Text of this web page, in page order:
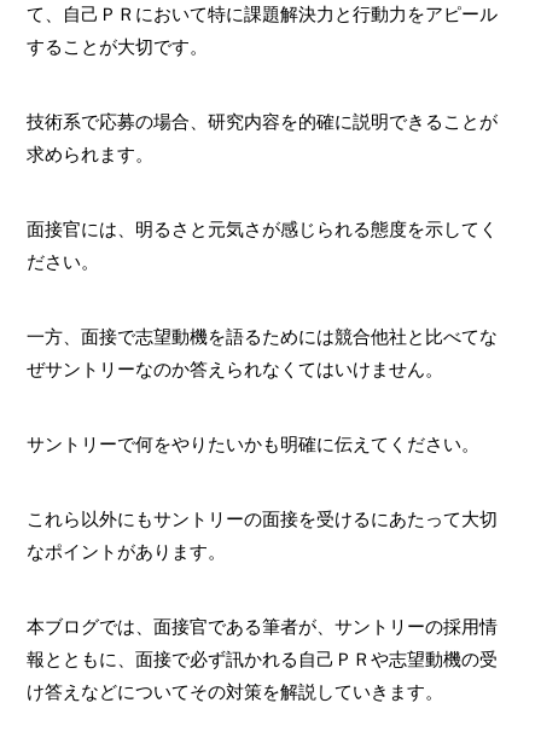
て、自己ＰＲにおいて特に課題解決力と行動力をアピール
することが大切です。
技術系で応募の場合、研究内容を的確に説明できることが
求められます。
面接官には、明るさと元気さが感じられる態度を示してく
ださい。
一方、面接で志望動機を語るためには競合他社と比べてな
ぜサントリーなのか答えられなくてはいけません。
サントリーで何をやりたいかも明確に伝えてください。
これら以外にもサントリーの面接を受けるにあたって大切
なポイントがあります。
本ブログでは、面接官である筆者が、サントリーの採用情
報とともに、面接で必ず訊かれる自己ＰＲや志望動機の受
け答えなどについてその対策を解説していきます。